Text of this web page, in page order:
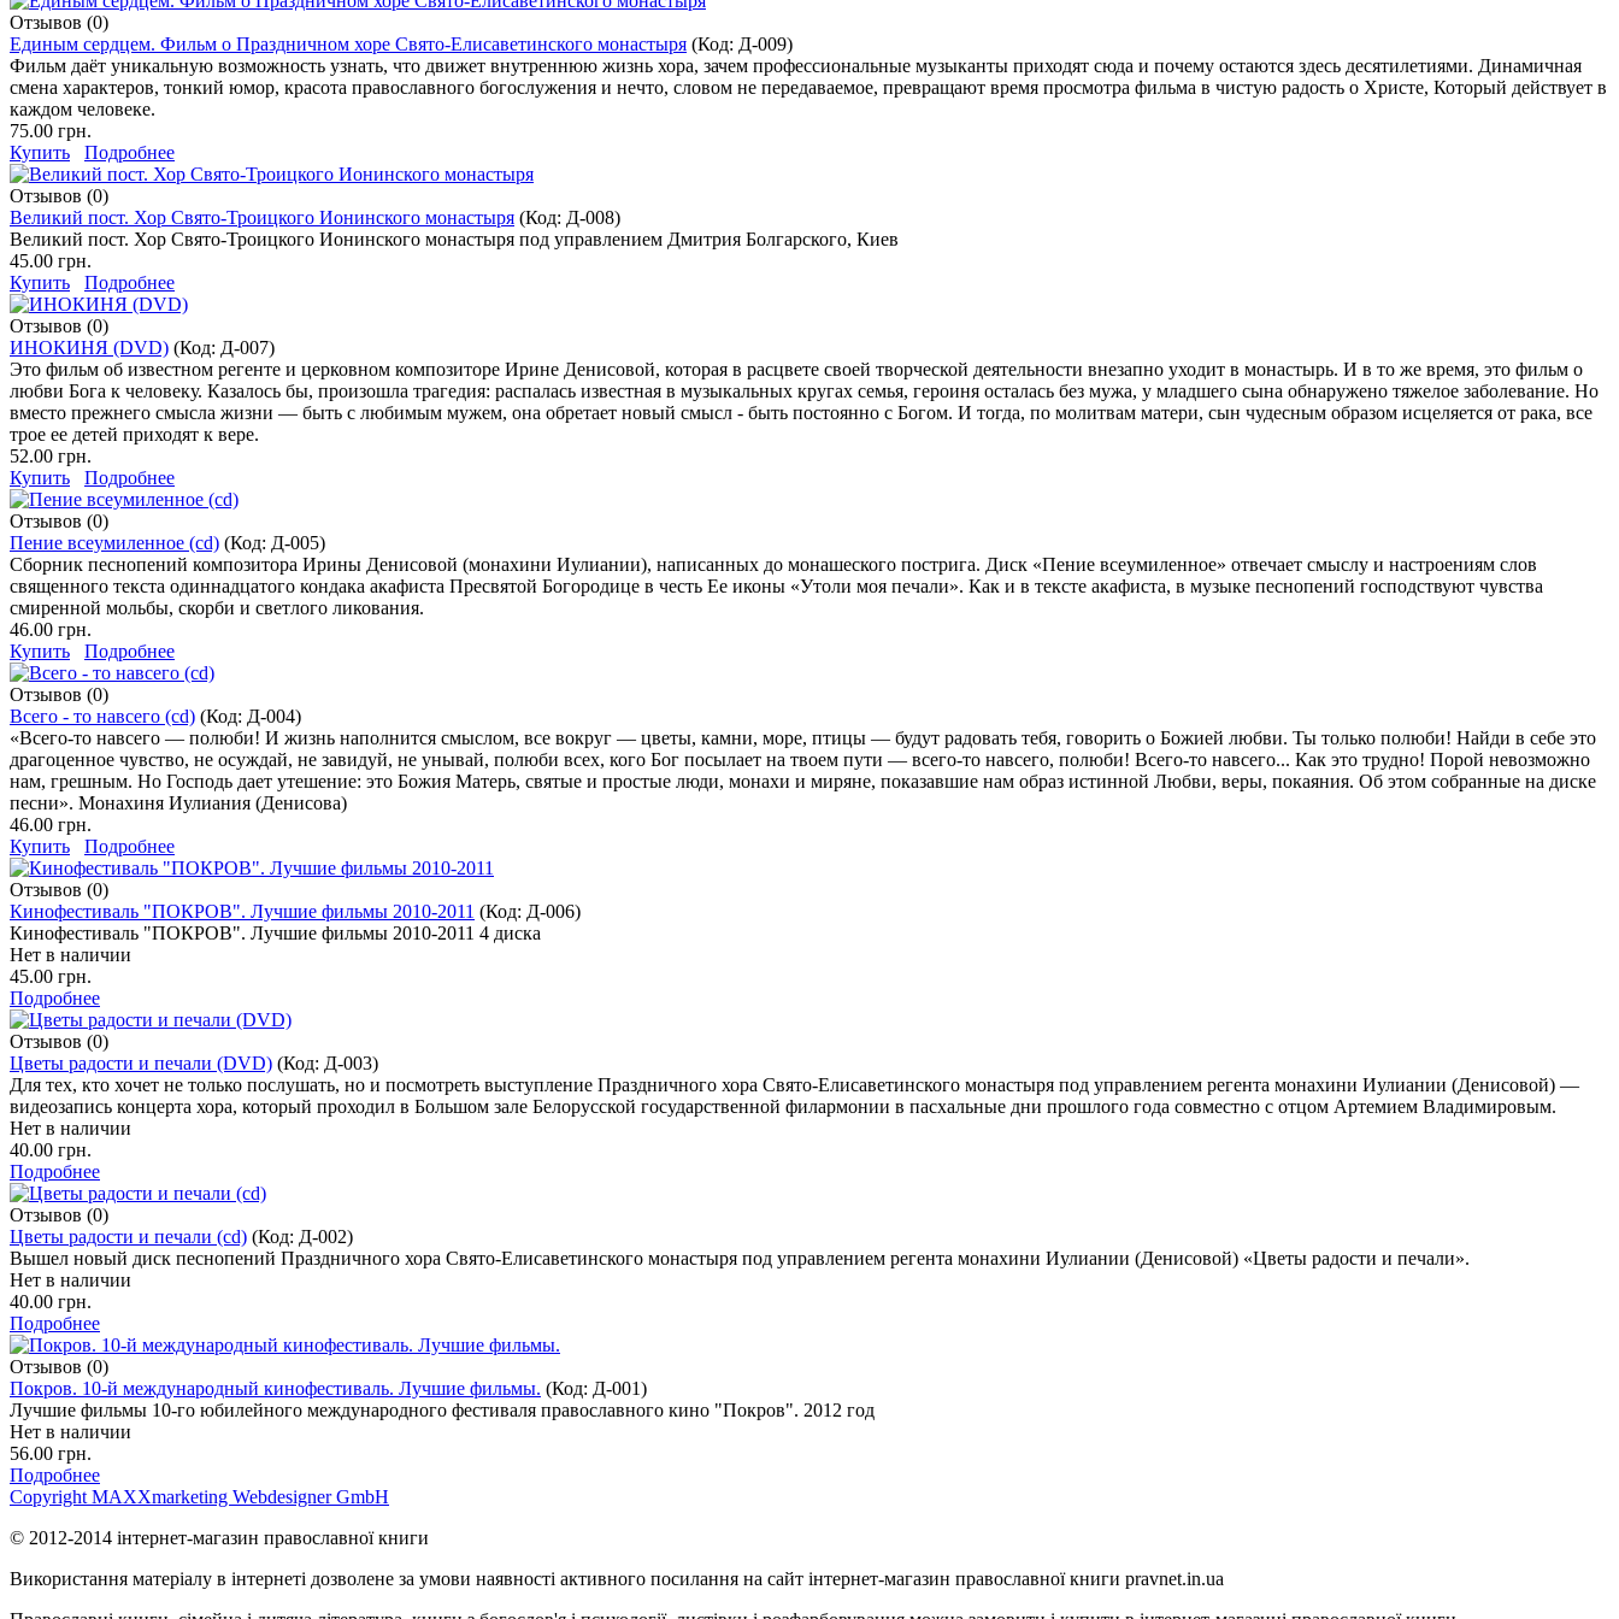
Отзывов (0)
Единым сердцем. Фильм о Праздничном хоре Свято-Елисаветинского монастыря (Код: Д-009)
Фильм даёт уникальную возможность узнать, что движет внутреннюю жизнь хора, зачем профессиональные музыканты приходят сюда и почему остаются здесь десятилетиями. Динамичная
смена характеров, тонкий юмор, красота православного богослужения и нечто, словом не передаваемое, превращают время просмотра фильма в чистую радость о Христе, Который действует в
каждом человеке.
75.00 грн.
Купить
Подробнее
Отзывов (0)
Великий пост. Хор Свято-Троицкого Ионинского монастыря (Код: Д-008)
Великий пост. Хор Свято-Троицкого Ионинского монастыря под управлением Дмитрия Болгарского, Киев
45.00 грн.
Купить
Подробнее
Отзывов (0)
ИНОКИНЯ (DVD) (Код: Д-007)
Это фильм об известном регенте и церковном композиторе Ирине Денисовой, которая в расцвете своей творческой деятельности внезапно уходит в монастырь. И в то же время, это фильм о
любви Бога к человеку. Казалось бы, произошла трагедия: распалась известная в музыкальных кругах семья, героиня осталась без мужа, у младшего сына обнаружено тяжелое заболевание. Но
вместо прежнего смысла жизни — быть с любимым мужем, она обретает новый смысл - быть постоянно с Богом. И тогда, по молитвам матери, сын чудесным образом исцеляется от рака, все
трое ее детей приходят к вере.
52.00 грн.
Купить
Подробнее
Отзывов (0)
Пение всеумиленное (cd) (Код: Д-005)
Сборник песнопений композитора Ирины Денисовой (монахини Иулиании), написанных до монашеского пострига. Диск «Пение всеумиленное» отвечает смыслу и настроениям слов
священного текста одиннадцатого кондака акафиста Пресвятой Богородице в честь Ее иконы «Утоли моя печали». Как и в тексте акафиста, в музыке песнопений господствуют чувства
смиренной мольбы, скорби и светлого ликования.
46.00 грн.
Купить
Подробнее
Отзывов (0)
Всего - то навсего (cd) (Код: Д-004)
«Всего-то навсего — полюби! И жизнь наполнится смыслом, все вокруг — цветы, камни, море, птицы — будут радовать тебя, говорить о Божией любви. Ты только полюби! Найди в себе это
драгоценное чувство, не осуждай, не завидуй, не унывай, полюби всех, кого Бог посылает на твоем пути — всего-то навсего, полюби! Всего-то навсего... Как это трудно! Порой невозможно
нам, грешным. Но Господь дает утешение: это Божия Матерь, святые и простые люди, монахи и миряне, показавшие нам образ истинной Любви, веры, покаяния. Об этом собранные на диске
песни». Монахиня Иулиания (Денисова)
46.00 грн.
Купить
Подробнее
Отзывов (0)
Кинофестиваль "ПОКРОВ". Лучшие фильмы 2010-2011 (Код: Д-006)
Кинофестиваль "ПОКРОВ". Лучшие фильмы 2010-2011 4 диска
Нет в наличии
45.00 грн.
Подробнее
Отзывов (0)
Цветы радости и печали (DVD) (Код: Д-003)
Для тех, кто хочет не только послушать, но и посмотреть выступление Праздничного хора Свято-Елисаветинского монастыря под управлением регента монахини Иулиании (Денисовой) —
видеозапись концерта хора, который проходил в Большом зале Белорусской государственной филармонии в пасхальные дни прошлого года совместно с отцом Артемием Владимировым.
Нет в наличии
40.00 грн.
Подробнее
Отзывов (0)
Цветы радости и печали (cd) (Код: Д-002)
Вышел новый диск песнопений Праздничного хора Свято-Елисаветинского монастыря под управлением регента монахини Иулиании (Денисовой) «Цветы радости и печали».
Нет в наличии
40.00 грн.
Подробнее
Отзывов (0)
Покров. 10-й международный кинофестиваль. Лучшие фильмы. (Код: Д-001)
Лучшие фильмы 10-го юбилейного международного фестиваля православного кино "Покров". 2012 год
Нет в наличии
56.00 грн.
Подробнее
Copyright MAXXmarketing Webdesigner GmbH
© 2012-2014 інтернет-магазин православної книги
Використання матеріалу в інтернеті дозволене за умови наявності активного посилання на сайт інтернет-магазин православної книги pravnet.in.ua